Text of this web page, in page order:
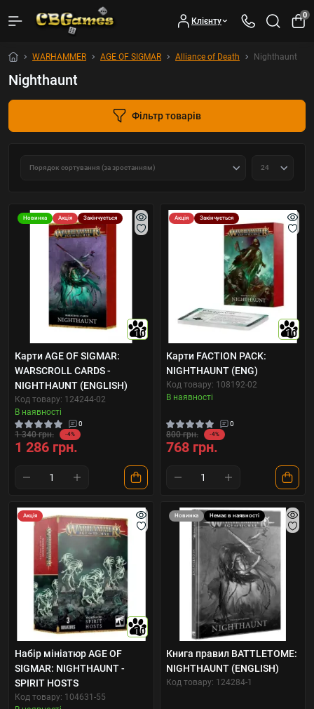
Клієнту
0
WARHAMMER AGE OF SIGMAR Alliance of Death Nighthaunt
Nighthaunt
Фільтр товарів
Новинка Акція Закінчується
10
Карти AGE OF SIGMAR:
WARSCROLL CARDS -
NIGHTHAUNT (ENGLISH)
Код товару: 124244-02
В наявності
0
1 340 грн. -4%
1 286 грн.
Акція Закінчується
10
Карти FACTION PACK:
NIGHTHAUNT (ENG)
Код товару: 108192-02
В наявності
0
800 грн. -4%
768 грн.
Акція
10
Набір мініатюр AGE OF
SIGMAR: NIGHTHAUNT -
SPIRIT HOSTS
Код товару: 104631-55
Новинка Немає в наявності
Книга правил BATTLETOME:
NIGHTHAUNT (ENGLISH)
Код товару: 124284-1